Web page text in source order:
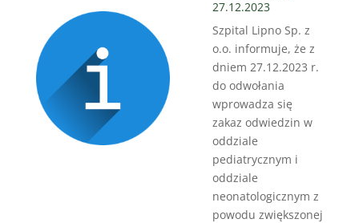
27.12.2023
Szpital Lipno Sp. z
o.o. informuje, że z
dniem 27.12.2023 r.
do odwołania
wprowadza się
zakaz odwiedzin w
oddziale
pediatrycznym i
oddziale
neonatologicznym z
powodu zwiększonej